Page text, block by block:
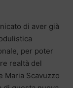
di aver già
per poter
realtà del
Maria Scavuzzo